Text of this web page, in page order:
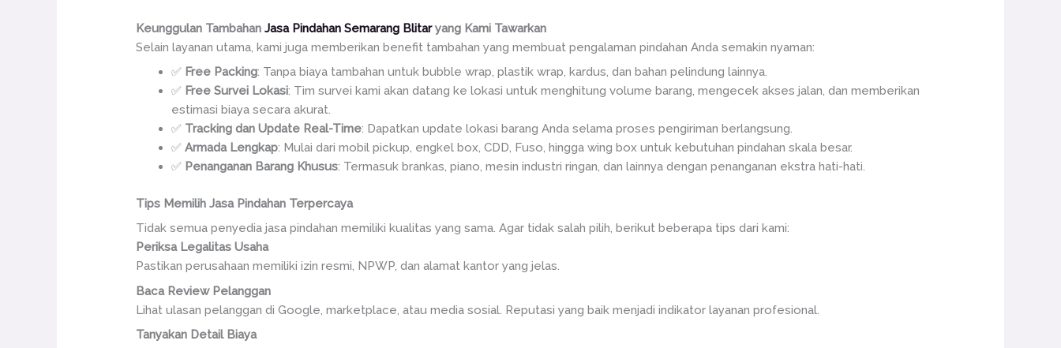
Keunggulan TambahanJasa Pindahan Semarang Blitaryang Kami Tawarkan
Selain layanan utama, kami juga memberikan benefit tambahan yang membuat pengalaman pindahan Anda semakin nyaman:
✅ Free Packing: Tanpa biaya tambahan untuk bubble wrap, plastik wrap, kardus, dan bahan pelindung lainnya.
✅ Free Survei Lokasi: Tim survei kami akan datang ke lokasi untuk menghitung volume barang, mengecek akses jalan, dan memberikan
estimasi biaya secara akurat.
✅ Tracking dan Update Real-Time: Dapatkan update lokasi barang Anda selama proses pengiriman berlangsung.
✅Armada Lengkap: Mulai dari mobil pickup, engkel box, CDD, Fuso, hingga wing box untuk kebutuhan pindahan skala besar.
✅ Penanganan Barang Khusus: Termasuk brankas, piano, mesin industri ringan, dan lainnya dengan penanganan ekstra hati-hati.
Tips Memilih Jasa Pindahan Terpercaya
Tidak semua penyedia jasa pindahan memiliki kualitas yang sama. Agar tidak salah pilih, berikut beberapa tips dari kami:
Periksa Legalitas Usaha
Pastikan perusahaan memiliki izin resmi, NPWP, dan alamat kantor yang jelas.
Baca Review Pelanggan
Lihat ulasan pelanggan di Google, marketplace, atau media sosial. Reputasi yang baik menjadi indikator layanan profesional.
Tanyakan Detail Biaya